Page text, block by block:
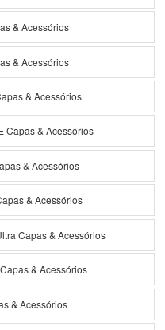
& Acessórios
& Acessórios
& Acessórios
Capas & Acessórios
& Acessórios
& Acessórios
Capas & Acessórios
& Acessórios
& Acessórios